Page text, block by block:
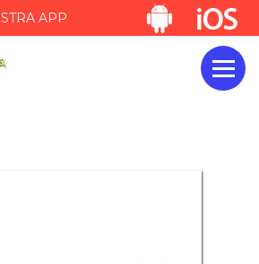
APP